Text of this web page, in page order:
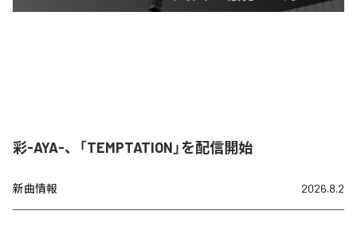
彩-AYA-、「TEMPTATION」を配信開始
新曲情報 2026.8.2